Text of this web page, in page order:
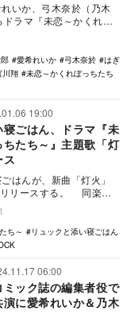
いか、弓木奈於（乃木
ラマ『未恋～かくれぼ
テレ・フジテレビ）
愛希れいか 弓木奈於
はぎ
川翔
未恋～かくれぼっちたち
19:00
寝ごはん、ドラマ『未
たち～』主題歌「灯
ス
はんが、新曲「灯火」
リースする。 同楽曲
始される、伊藤健太郎主
ち～
リュックと添い寝ごはん
06:00
ック誌の編集者役で
に愛希れいか＆乃木